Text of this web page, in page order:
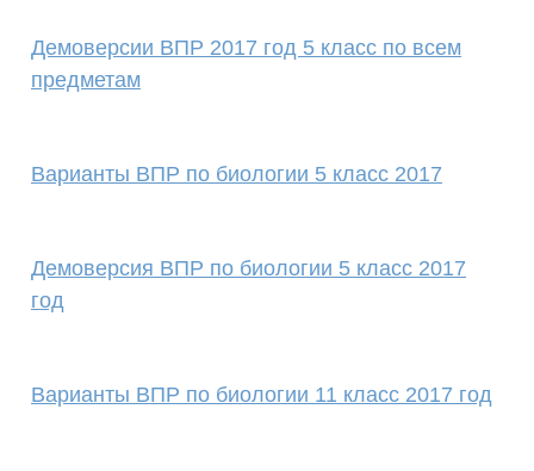
Демоверсии ВПР 2017 год 5 класс по всем
предметам
Варианты ВПР по биологии 5 класс 2017
Демоверсия ВПР по биологии 5 класс 2017
год
Варианты ВПР по биологии 11 класс 2017 год